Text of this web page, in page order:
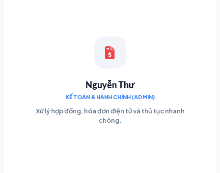
Nguyễn Thư
KẾ TOÁN & HÀNH CHÍNH (ADMIN)
Xử lý hợp đồng, hóa đơn điện tử và thủ tục nhanh
chóng.